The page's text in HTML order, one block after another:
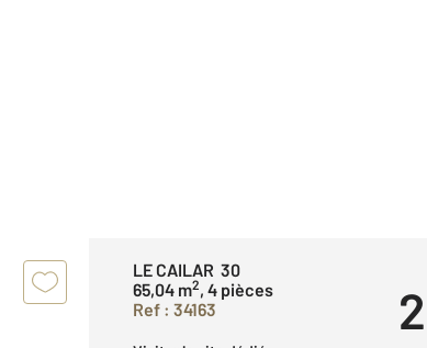
LE CAILAR 30
65,04 m2, 4 pièces
Ref : 34163